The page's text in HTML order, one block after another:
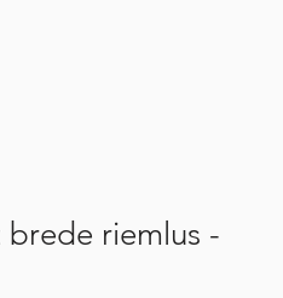
brede riemlus -